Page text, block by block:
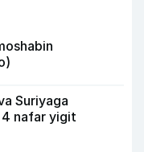
Suriyaga
4 nafar yigit